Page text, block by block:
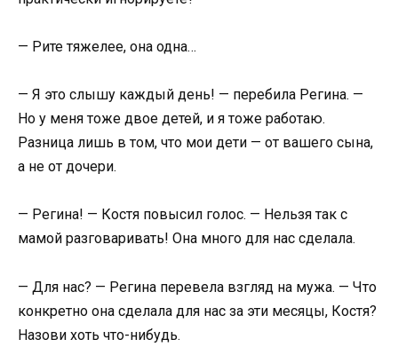
— Рите тяжелее, она одна…
— Я это слышу каждый день! — перебила Регина. —
Но у меня тоже двое детей, и я тоже работаю.
Разница лишь в том, что мои дети — от вашего сына,
а не от дочери.
— Регина! — Костя повысил голос. — Нельзя так с
мамой разговаривать! Она много для нас сделала.
— Для нас? — Регина перевела взгляд на мужа. — Что
конкретно она сделала для нас за эти месяцы, Костя?
Назови хоть что-нибудь.